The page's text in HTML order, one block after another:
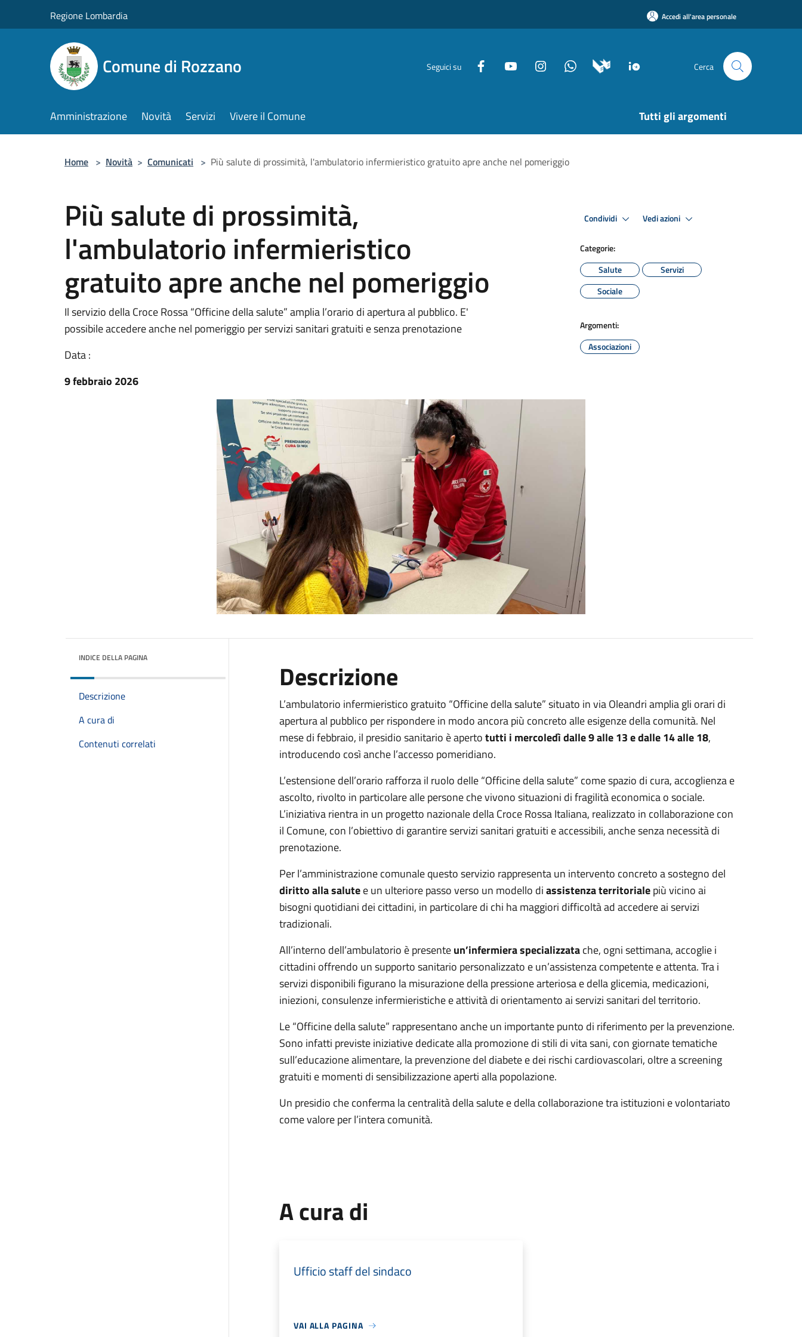
Regione Lombardia Accedi all'area personale
Comune di Rozzano Seguici su Cerca
Amministrazione Novità Servizi Vivere il Comune Tutti gli argomenti
Home > Novità > Comunicati > Più salute di prossimità, l'ambulatorio infermieristico gratuito apre anche nel pomeriggio
Più salute di prossimità,
l'ambulatorio infermieristico
gratuito apre anche nel pomeriggio
Il servizio della Croce Rossa “Officine della salute” amplia l’orario di apertura al pubblico. E'
possibile accedere anche nel pomeriggio per servizi sanitari gratuiti e senza prenotazione
Data :
9 febbraio 2026
Condividi Vedi azioni
Categorie:
Salute
Servizi
Sociale
Argomenti:
Associazioni
INDICE DELLA PAGINA
Descrizione
A cura di
Contenuti correlati
Descrizione
L’ambulatorio infermieristico gratuito “Officine della salute” situato in via Oleandri amplia gli orari di
apertura al pubblico per rispondere in modo ancora più concreto alle esigenze della comunità. Nel
mese di febbraio, il presidio sanitario è apertotutti i mercoledì dalle 9 alle 13 e dalle 14 alle 18,
introducendo così anche l’accesso pomeridiano.
L’estensione dell’orario rafforza il ruolo delle “Officine della salute” come spazio di cura, accoglienza e
ascolto, rivolto in particolare alle persone che vivono situazioni di fragilità economica o sociale.
L’iniziativa rientra in un progetto nazionale della Croce Rossa Italiana, realizzato in collaborazione con
il Comune, con l’obiettivo di garantire servizi sanitari gratuiti e accessibili, anche senza necessità di
prenotazione.
Per l’amministrazione comunale questo servizio rappresenta un intervento concreto a sostegno del
diritto alla salutee un ulteriore passo verso un modello diassistenza territorialepiù vicino ai
bisogni quotidiani dei cittadini, in particolare di chi ha maggiori difficoltà ad accedere ai servizi
tradizionali.
All’interno dell’ambulatorio è presenteun’infermiera specializzatache, ogni settimana, accoglie i
cittadini offrendo un supporto sanitario personalizzato e un’assistenza competente e attenta. Tra i
servizi disponibili figurano la misurazione della pressione arteriosa e della glicemia, medicazioni,
iniezioni, consulenze infermieristiche e attività di orientamento ai servizi sanitari del territorio.
Le “Officine della salute” rappresentano anche un importante punto di riferimento per la prevenzione.
Sono infatti previste iniziative dedicate alla promozione di stili di vita sani, con giornate tematiche
sull’educazione alimentare, la prevenzione del diabete e dei rischi cardiovascolari, oltre a screening
gratuiti e momenti di sensibilizzazione aperti alla popolazione.
Un presidio che conferma la centralità della salute e della collaborazione tra istituzioni e volontariato
come valore per l’intera comunità.
A cura di
Ufficio staff del sindaco
VAI ALLA PAGINA